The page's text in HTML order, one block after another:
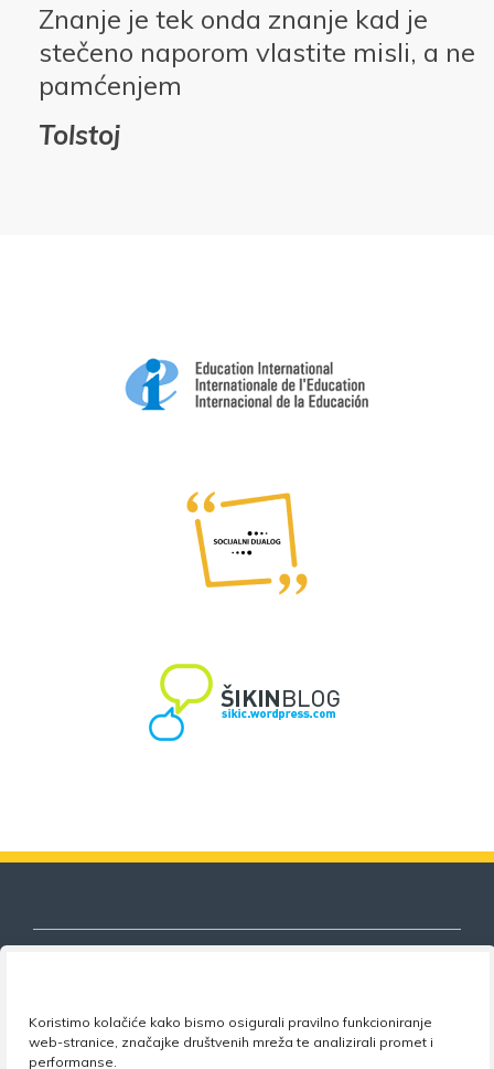
Koristimo kolačiće kako bismo osigurali pravilno funkcioniranje
web-stranice, značajke društvenih mreža te analizirali promet i
performanse.
Znanje je tek onda znanje kad je
stečeno naporom vlastite misli, a ne
pamćenjem
Tolstoj
Nezavisni sindikat znanosti i visokog
obrazovanja